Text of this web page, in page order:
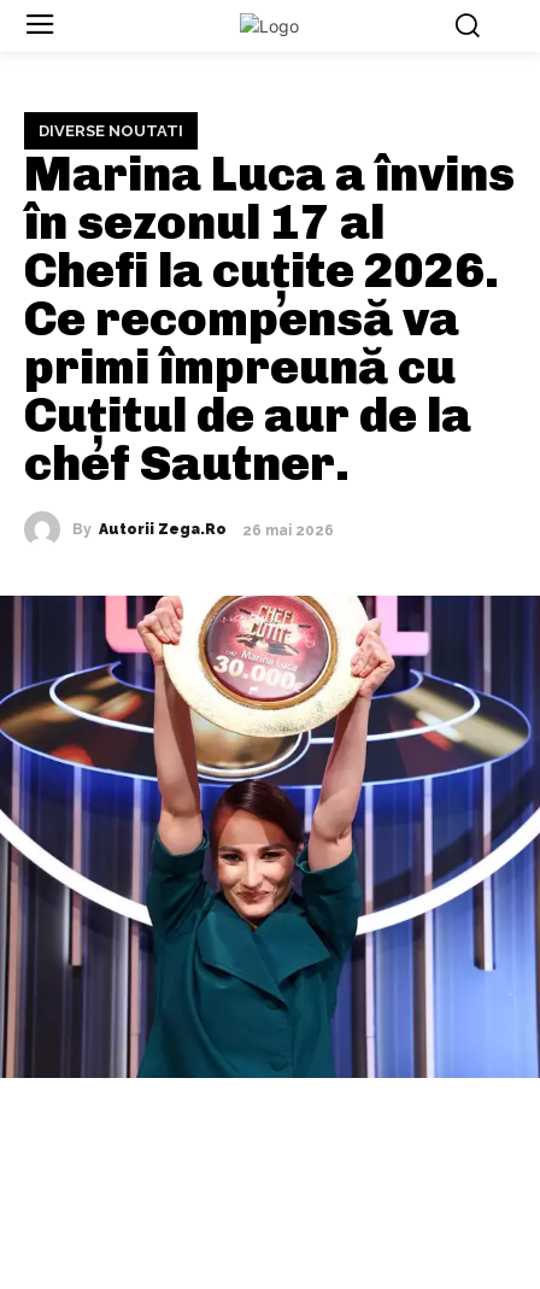
DIVERSE NOUTATI
Marina Luca a învins
în sezonul 17 al
Chefi la cuțite 2026.
Ce recompensă va
primi împreună cu
Cuțitul de aur de la
chef Sautner.
By Autorii Zega.ro 26 mai 2026